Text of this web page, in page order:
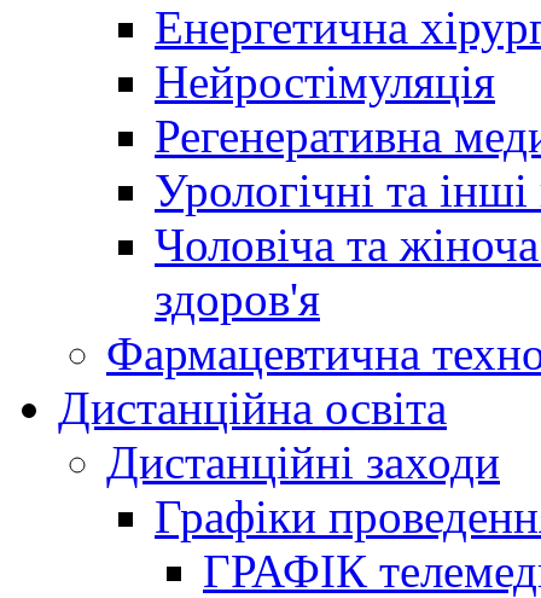
Енергетична
Нейростімуляція
Регенеративна
Урологічні та
Чоловіча та
здоров'я
Фармацевтична
Дистанційна освіта
Дистанційні заходи
Графіки
ГРАФІК